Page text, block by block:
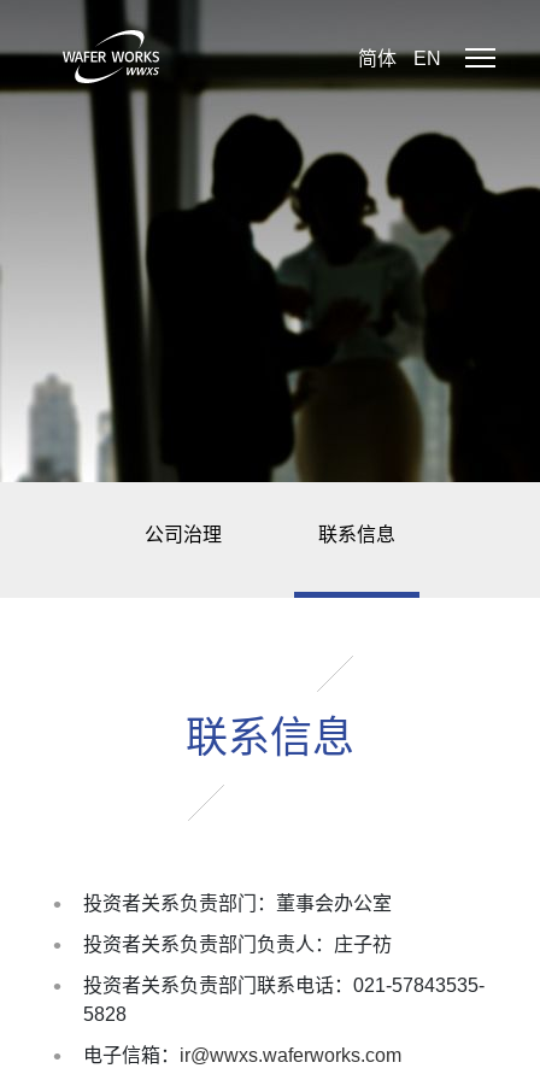
简体 EN
公司治理 联系信息
联系信息
投资者关系负责部门：董事会办公室
投资者关系负责部门负责人：庄子祊
投资者关系负责部门联系电话：021-57843535-
5828
电子信箱： ir@wwxs.waferworks.com